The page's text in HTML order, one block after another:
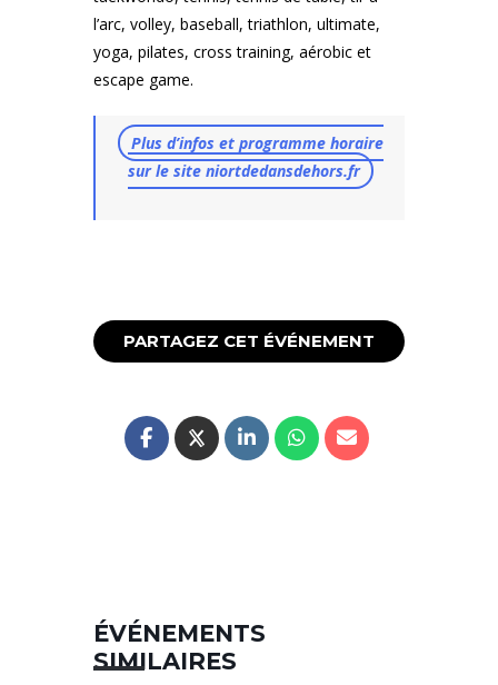
l’arc, volley, baseball, triathlon, ultimate,
yoga, pilates, cross training, aérobic et
escape game.
Plus d’infos et programme horaire
sur le site niortdedansdehors.fr
PARTAGEZ CET ÉVÉNEMENT
ÉVÉNEMENTS
SIMILAIRES